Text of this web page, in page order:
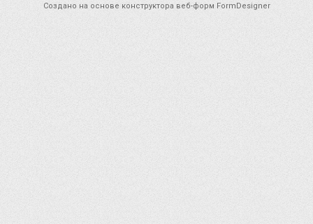
Создано на основе конструктора веб-форм FormDesigner